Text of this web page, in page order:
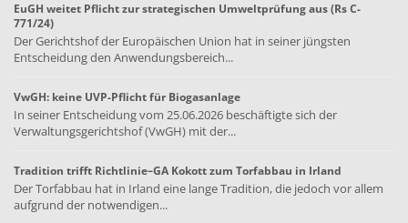
EuGH weitet Pflicht zur strategischen Umweltprüfung aus (Rs C-
771/24)
Der Gerichtshof der Europäischen Union hat in seiner jüngsten
Entscheidung den Anwendungsbereich...
VwGH: keine UVP-Pflicht für Biogasanlage
In seiner Entscheidung vom 25.06.2026 beschäftigte sich der
Verwaltungsgerichtshof (VwGH) mit der...
Tradition trifft Richtlinie–GA Kokott zum Torfabbau in Irland
Der Torfabbau hat in Irland eine lange Tradition, die jedoch vor allem
aufgrund der notwendigen...